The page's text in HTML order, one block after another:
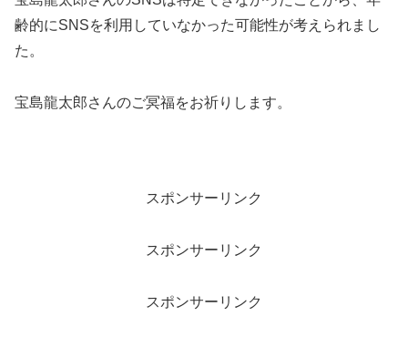
齢的にSNSを利用していなかった可能性が考えられまし
た。
宝島龍太郎さんのご冥福をお祈りします。
スポンサーリンク
スポンサーリンク
スポンサーリンク